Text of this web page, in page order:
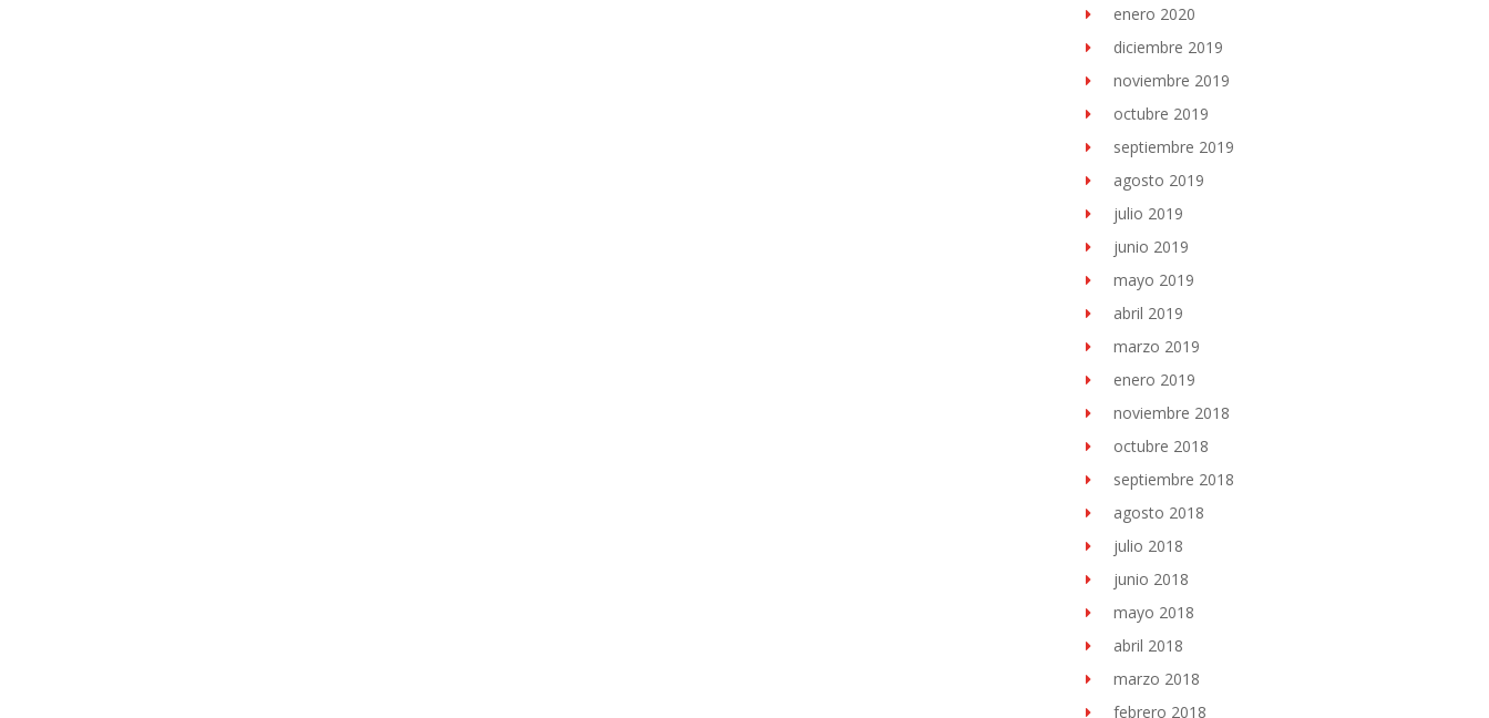
enero 2020
diciembre 2019
noviembre 2019
octubre 2019
septiembre 2019
agosto 2019
julio 2019
junio 2019
mayo 2019
abril 2019
marzo 2019
enero 2019
noviembre 2018
octubre 2018
septiembre 2018
agosto 2018
julio 2018
junio 2018
mayo 2018
abril 2018
marzo 2018
febrero 2018